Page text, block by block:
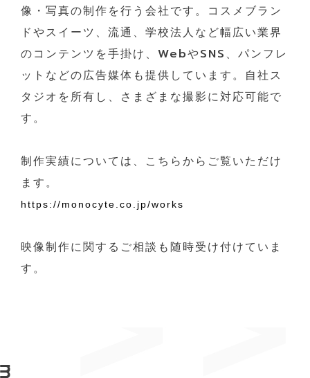
像・写真の制作を行う会社です。コスメブラン
ドやスイーツ、流通、学校法人など幅広い業界
のコンテンツを手掛け、WebやSNS、パンフレ
ットなどの広告媒体も提供しています。自社ス
タジオを所有し、さまざまな撮影に対応可能で
す。
制作実績については、こちらからご覧いただけ
ます。
https://monocyte.co.jp/works
映像制作に関するご相談も随時受け付けていま
す。